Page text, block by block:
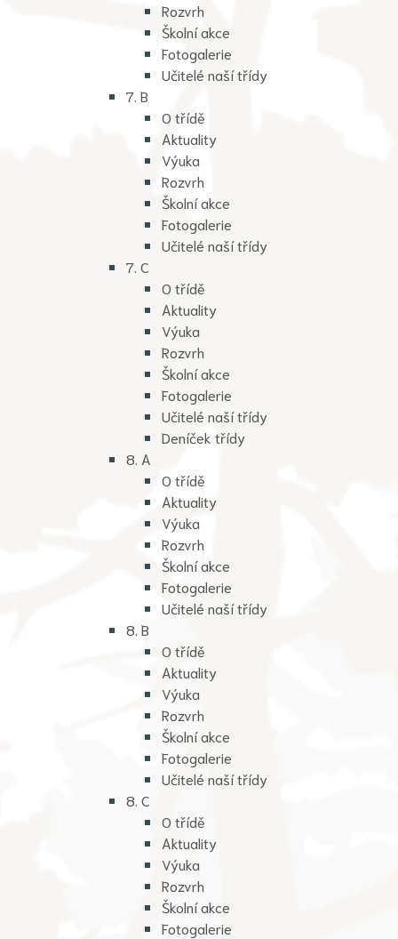
Rozvrh
Školní akce
Fotogalerie
Učitelé naší třídy
7. B
O třídě
Aktuality
Výuka
Rozvrh
Školní akce
Fotogalerie
Učitelé naší třídy
7. C
O třídě
Aktuality
Výuka
Rozvrh
Školní akce
Fotogalerie
Učitelé naší třídy
Deníček třídy
8. A
O třídě
Aktuality
Výuka
Rozvrh
Školní akce
Fotogalerie
Učitelé naší třídy
8. B
O třídě
Aktuality
Výuka
Rozvrh
Školní akce
Fotogalerie
Učitelé naší třídy
8. C
O třídě
Aktuality
Výuka
Rozvrh
Školní akce
Fotogalerie